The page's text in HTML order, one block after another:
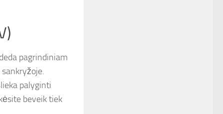
pagrindiniam
palyginti
beveik tiek